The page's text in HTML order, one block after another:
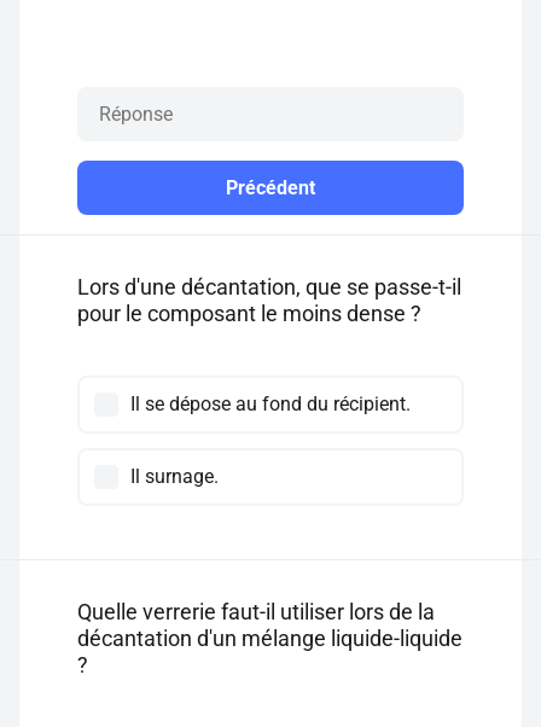
Précédent
Lors d'une décantation, que se passe-t-il
pour le composant le moins dense ?
Il se dépose au fond du récipient.
Il surnage.
Quelle verrerie faut-il utiliser lors de la
décantation d'un mélange liquide-liquide
?